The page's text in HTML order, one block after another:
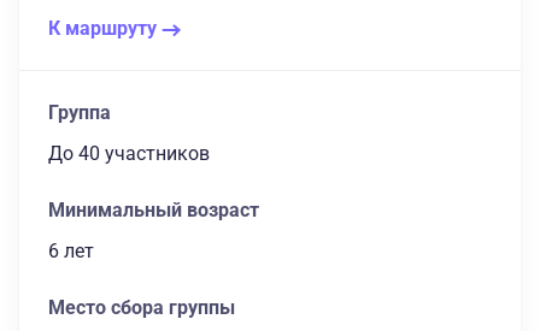
К маршруту
Группа
до 40 участников
Минимальный возраст
6 лет
Место сбора группы